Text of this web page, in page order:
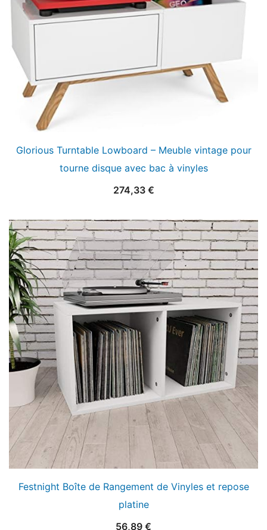
Glorious Turntable Lowboard – Meuble vintage pour
tourne disque avec bac à vinyles
274,33 €
Festnight Boîte de Rangement de Vinyles et repose
platine
56,89 €